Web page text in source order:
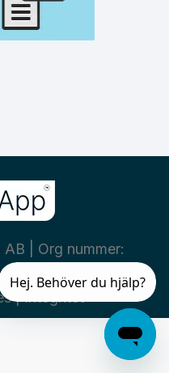
| Org nummer:
|